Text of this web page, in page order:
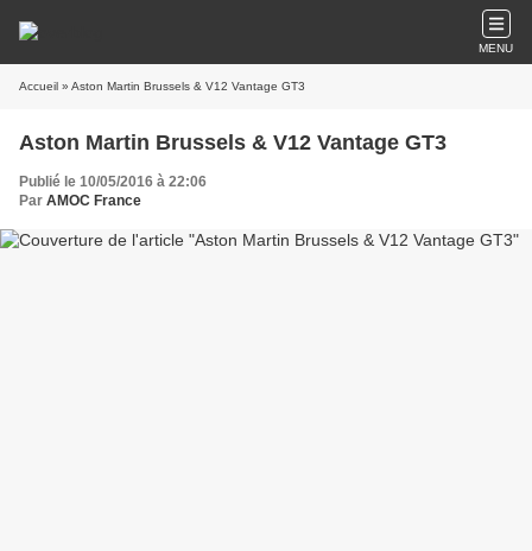
MENU
Accueil » Aston Martin Brussels & V12 Vantage GT3
Aston Martin Brussels & V12 Vantage GT3
Publié le 10/05/2016 à 22:06
Par AMOC France